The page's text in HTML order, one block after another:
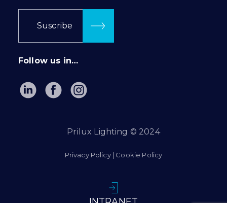
Suscribe
Follow us in…
Prilux Lighting © 2024
Privacy Policy| Cookie Policy